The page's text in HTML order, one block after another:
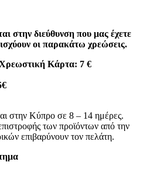
στην διεύθυνση που μας έχετε
οι παρακάτω χρεώσεις.
Κάρτα: 7 €​
στην Κύπρο σε 8 – 14 ημέρες.
των προϊόντων από την
επιβαρύνουν τον πελάτη.